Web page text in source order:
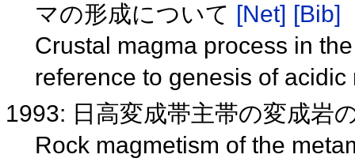
マの形成について [Net] [Bib]
Crustal magma process in
reference to genesis of
1993: 日高変成帯主帯の変成岩
Rock magmetism of the